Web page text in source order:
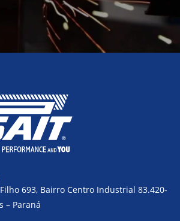
693, Bairro Centro Industrial 83.420-
– Paraná